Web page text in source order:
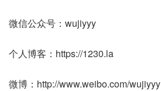
微信公众号：wujiyyy
个人博客：https://1230.la
微博：http://www.weibo.com/wujiyyy